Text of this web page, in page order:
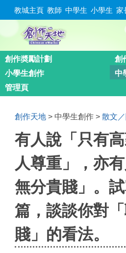
教城主頁 教師 中學生 小學生 家
創作奬勵計劃
創
小學生創作
中
管理頁
創作天地 > 中學生創作 > 散文
有人說「只有
人尊重」，亦
無分貴賤」。
篇，談談你對
賤」的看法。